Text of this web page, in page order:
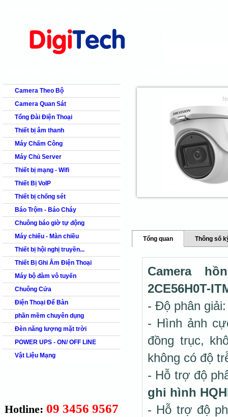
products
Camera Theo Bộ
Camera Quan Sát
Tổng Đài Điện Thoại
Thiết bị âm thanh
Máy Chấm Công
Máy Chủ Server
Thiết bị mạng - Wifi
Thiết Bị VoIP
Thiết bị chống sét
Báo Trộm - Báo Cháy
Chuông báo giờ tự động
Máy chiếu - Màn chiều
Thiết bị hội nghị truyền...
Thiết Bị Ghi Âm Điện Thoại
Máy bộ đàm vô tuyến
Chuông Cửa
Điện Thoại Để Bàn
phần mềm chuyên dụng
Đèn năng lượng mặt trời
POWER UPS - ON/ OFF LINE
Vật Liệu Mạng
Hotline: 09 3456 9567
Tổng quan Thông số
Camera
2CE56H0T-
- Độ phân
- Hình ảnh
đồng trục,
không có độ
- Hỗ trợ độ
ghi hình
- Hỗ trợ độ